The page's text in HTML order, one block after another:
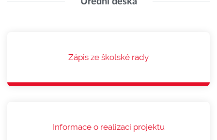
Zápis ze školské rady
Informace o realizaci projektu